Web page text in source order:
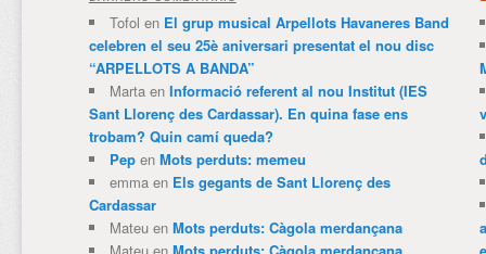
Tofol en El grup musical Arpellots Havaneres Band
celebren el seu 25è aniversari presentat el nou disc
“ARPELLOTS A BANDA”
Martaen Informació referent al nou Institut (IES
Sant Llorenç des Cardassar). En quina fase ens
trobam? Quin camí queda?
Pepen Mots perduts: memeu
emmaen Els gegants de Sant Llorenç des
Cardassar
Mateuen Mots perduts: Càgola merdançana